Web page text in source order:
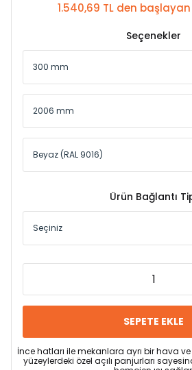
1.540,69 TL den
Seçenekler
Ürün Bağlantı
SEPETE EKLE
İnce hatları ile mekanlara ayrı bir hava ve
yüzeylerdeki özel açılı panjurları